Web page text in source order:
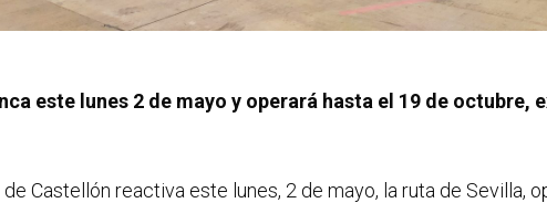
este lunes 2 de mayo y operará hasta el 19 de
Castellón reactiva este lunes, 2 de mayo, la ruta de Sevilla,